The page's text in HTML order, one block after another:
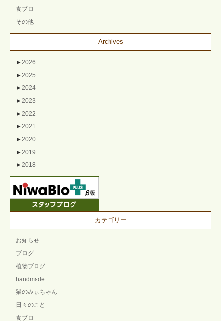
食ブロ
その他
Archives
► 2026
► 2025
► 2024
► 2023
► 2022
► 2021
► 2020
► 2019
► 2018
カテゴリー
お知らせ
ブログ
植物ブログ
handmade
猫のみぃちゃん
日々のこと
食ブロ